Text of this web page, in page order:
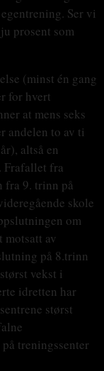
Ser vi
prosent som
(minst én gang
for hvert
at mens seks
andelen to av ti
altså en
Frafallet fra
fra 9. trinn på
skole
om
motsatt av
på 8.trinn
vekst i
idretten har
størst
treningssenter